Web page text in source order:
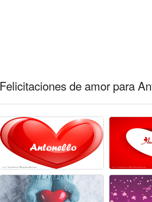
Felicitaciones de amor para